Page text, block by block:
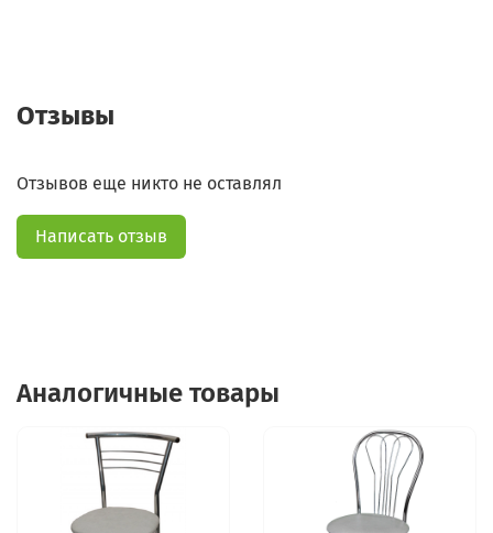
Отзывы
Отзывов еще никто не оставлял
Написать отзыв
Аналогичные товары